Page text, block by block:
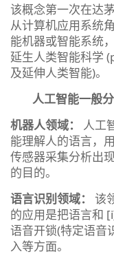
该概念第一次在达
从计算机应用系统
能机器或智能系统
延生人类智能科学
及延伸人类智能)。
人工智能一般分
机器人领域：
人工
能理解人的语言，
传感器采集分析出
的目的。
语言识别领域：
该
的应用是把语言和
语音开锁(特定语音
入等方面。